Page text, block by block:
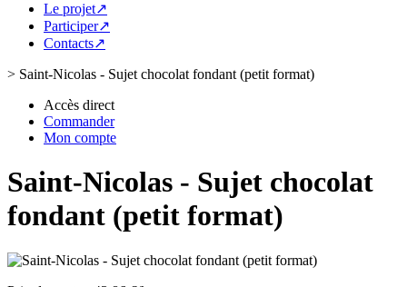
Le projet↗
Participer↗
Contacts↗
> Saint-Nicolas - Sujet chocolat fondant (petit format)
Accès direct
Commander
Mon compte
Saint-Nicolas - Sujet chocolat
fondant (petit format)